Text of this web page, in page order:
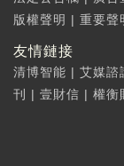
版權聲明 | 重要聲
友情鏈接
清博智能 | 艾媒諮
刊
| 壹財信 | 權衡